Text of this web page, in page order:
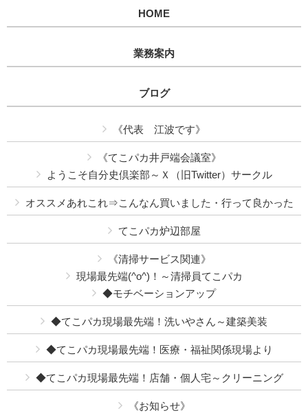
HOME
業務案内
ブログ
《代表 江波です》
《てこパカ井戸端会議室》
ようこそ自分史倶楽部～Ｘ（旧Twitter）サークル
オススメあれこれ⇒こんなん買いました・行って良かった
てこパカ炉辺部屋
《清掃サービス関連》
現場最先端(^o^)！～清掃員てこパカ
◆モチベーションアップ
◆てこパカ現場最先端！洗いやさん～建築美装
◆てこパカ現場最先端！医療・福祉関係現場より
◆てこパカ現場最先端！店舗・個人宅～クリーニング
《お知らせ》